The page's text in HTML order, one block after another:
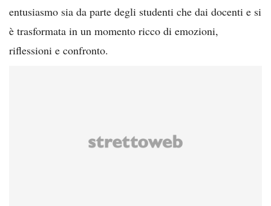
entusiasmo sia da parte degli studenti che dai docenti e si
è trasformata in un momento ricco di emozioni,
riflessioni e confronto.